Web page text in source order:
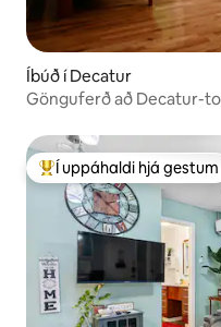
Íbúð í Decatur
Gönguferð að Decatur-
Í mestu uppáhaldi hjá
Í uppáhaldi hjá gestum